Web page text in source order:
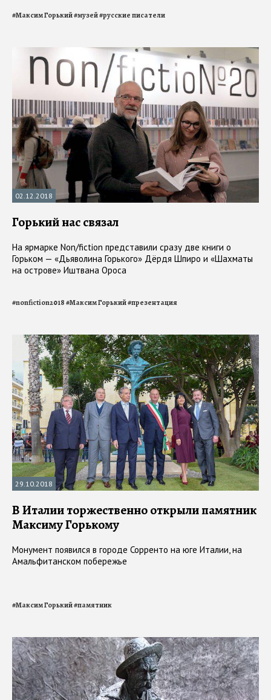
#Максим Горький#музей#русские писатели
02.12.2018
Горький нас связал
На ярмарке Non/fiction представили сразу две книги о
Горьком — «Дьяволина Горького» Дёрдя Шпиро и «Шахматы
на острове» Иштвана Ороса
#nonfiction2018#Максим Горький#презентация
29.10.2018
В Италии торжественно открыли памятник
Максиму Горькому
Монумент появился в городе Сорренто на юге Италии, на
Амальфитанском побережье
#Максим Горький#памятник